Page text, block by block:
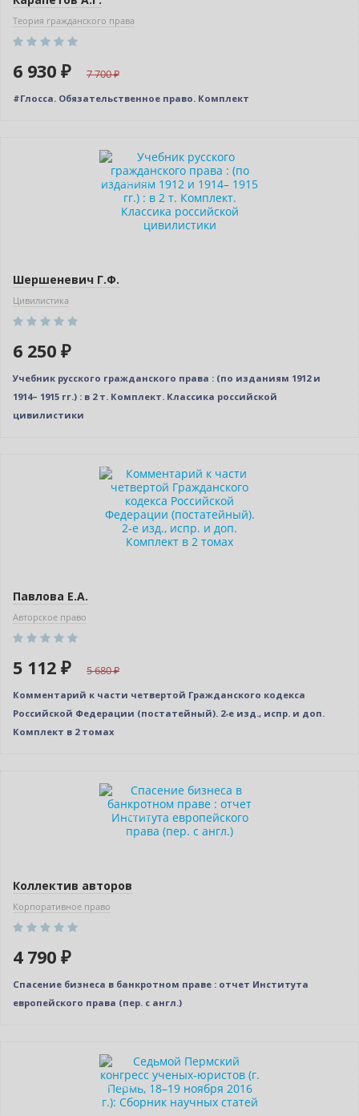
Теория гражданского права
6 930 ₽ 7 700
#Глосса. Обязательственное право. Комплект
Индивидуальный подход
Шершеневич Г.Ф.
Цивилистика
6 250 ₽
Учебник русского гражданского права : (по изданиям 1912 и
1914– 1915 гг.) : в 2 т. Комплект. Классика российской
цивилистики
–10% (скидка 568 ₽)
Павлова Е.А.
Авторское право
5 112 ₽ 5 680
Комментарий к части четвертой Гражданского кодекса
Российской Федерации (постатейный). 2-е изд., испр. и доп.
Комплект в 2 томах
Индивидуальный подход
Коллектив авторов
Корпоративное право
4 790 ₽
Спасение бизнеса в банкротном праве : отчет Института
европейского права (пер. с англ.)
Индивидуальный подход